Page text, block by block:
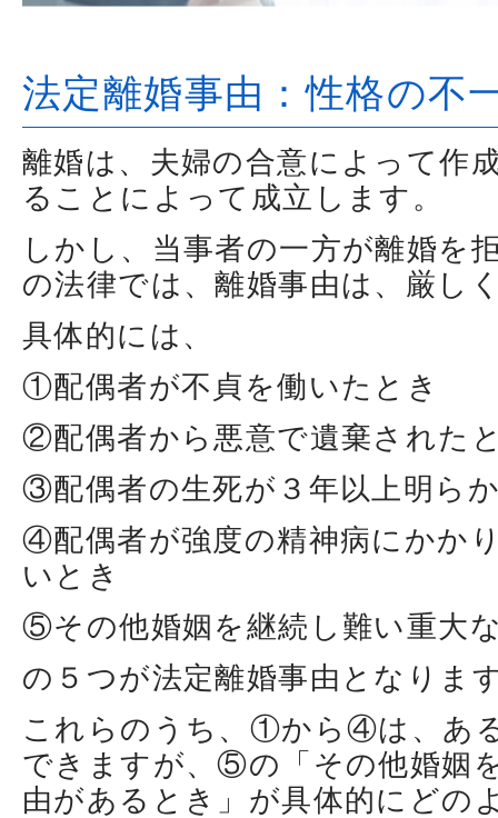
法定離婚事由：性格の不
離婚は、夫婦の合意によって作
ることによって成立します。
しかし、当事者の一方が離婚を
の法律では、離婚事由は、厳し
具体的には、
①配偶者が不貞を働いたとき
②配偶者から悪意で遺棄された
③配偶者の生死が３年以上明ら
④配偶者が強度の精神病にかか
いとき
⑤その他婚姻を継続し難い重大
の５つが法定離婚事由となりま
これらのうち、①から④は、あ
できますが、⑤の「その他婚姻
由があるとき」が具体的にどの